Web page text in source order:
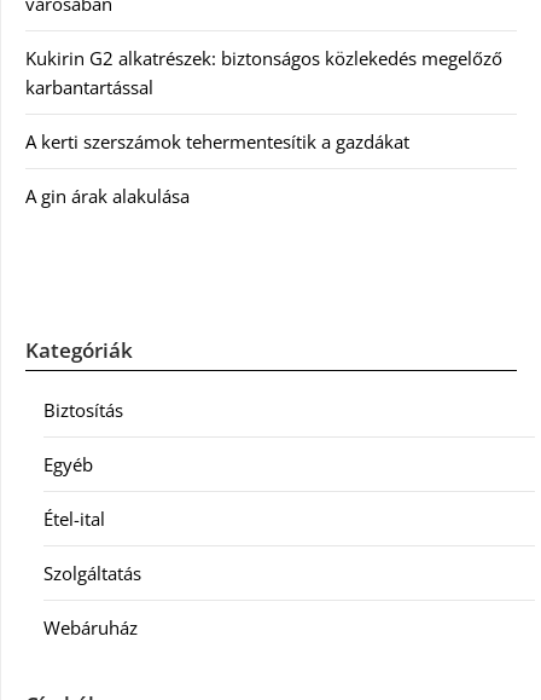
Kukirin G2 alkatrészek: biztonságos közlekedés megelőző
karbantartással
A kerti szerszámok tehermentesítik a gazdákat
A gin árak alakulása
Kategóriák
Biztosítás
Egyéb
Étel-ital
Szolgáltatás
Webáruház